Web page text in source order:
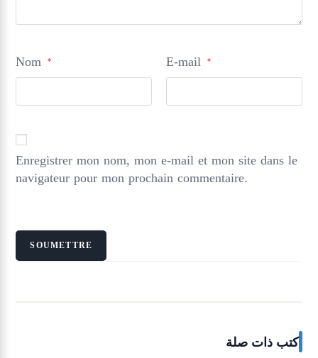
Nom * E-mail *
Enregistrer mon nom, mon e-mail et mon site dans le
navigateur pour mon prochain commentaire.
كتب ذات صلة